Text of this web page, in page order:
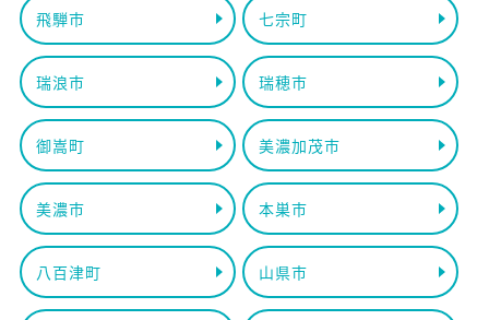
飛騨市 七宗町
瑞浪市 瑞穂市
御嵩町 美濃加茂市
美濃市 本巣市
八百津町 山県市